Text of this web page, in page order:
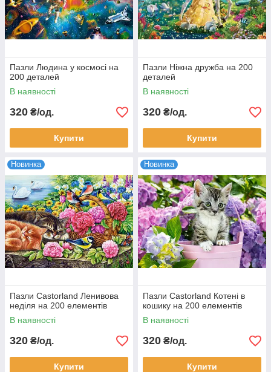
Пазли Людина у космосі на
200 деталей
В наявності
320 ₴/од.
Купити
Пазли Ніжна дружба на 200
деталей
В наявності
320 ₴/од.
Купити
Новинка
Пазли Castorland Ленивова
неділя на 200 елементів
В наявності
320 ₴/од.
Купити
Новинка
Пазли Castorland Котені в
кошику на 200 елементів
В наявності
320 ₴/од.
Купити